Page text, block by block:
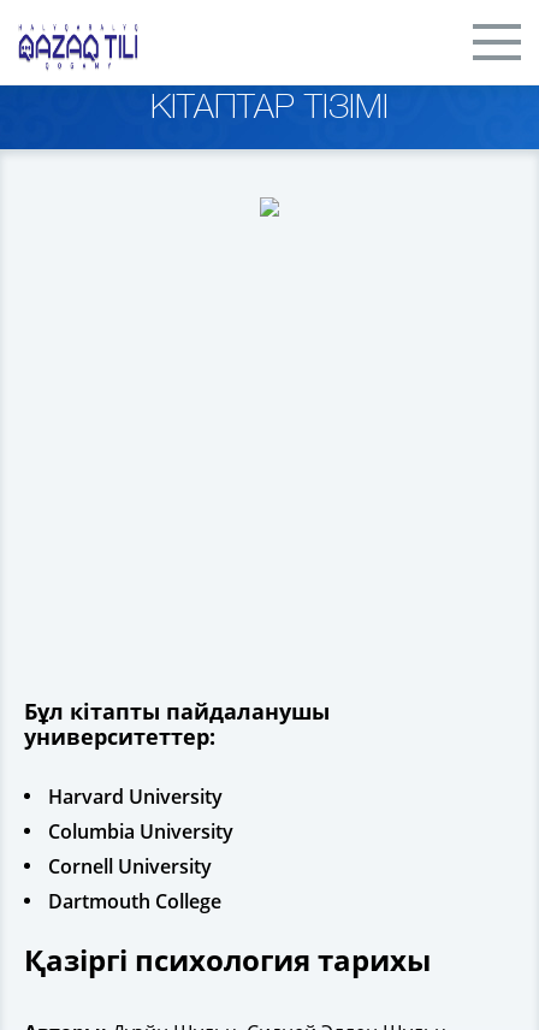
КІТАПТАР ТІЗІМІ
Бұл кітапты пайдаланушы
университеттер:
Harvard University
Columbia University
Cornell University
Dartmouth College
Қазіргі психология тарихы